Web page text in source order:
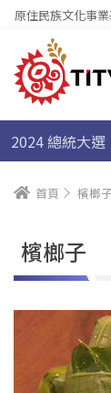
原住民族文化事
2024 總統大選
首頁 檳榔
檳榔子